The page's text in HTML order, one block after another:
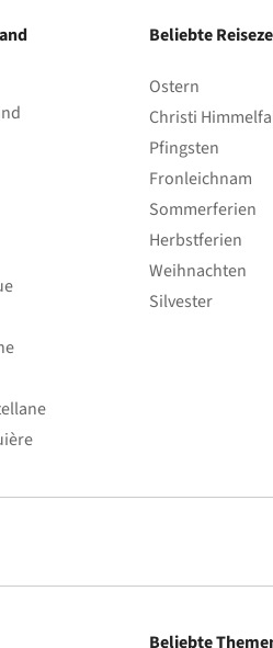
Beliebte
Ostern
Christi
Pfingsten
Fronleichnam
Sommerferien
Herbstferien
Weihnachten
Silvester
Beliebte